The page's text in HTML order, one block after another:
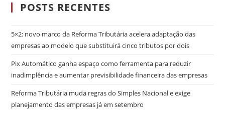
POSTS RECENTES
5×2: novo marco da Reforma Tributária acelera adaptação das
empresas ao modelo que substituirá cinco tributos por dois
Pix Automático ganha espaço como ferramenta para reduzir
inadimplência e aumentar previsibilidade financeira das empresas
Reforma Tributária muda regras do Simples Nacional e exige
planejamento das empresas já em setembro